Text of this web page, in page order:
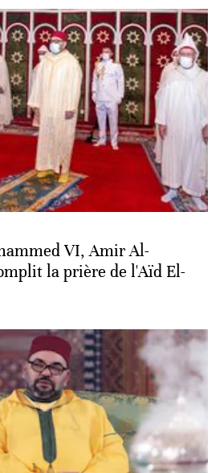
VI, Amir Al-
la prière de l'Aïd El-